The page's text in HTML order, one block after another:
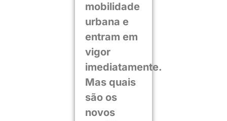
mobilidade
urbana e
entram em
vigor
imediatamente.
Mas quais
são os
novos